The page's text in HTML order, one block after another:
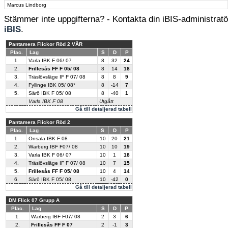
Marcus Lindborg
Stämmer inte uppgifterna? - Kontakta din iBIS-
iBIS.
Pantamera Flickor Röd 2 VÅR
Plac.
Lag S D P
Gå till detaljerad tabell
1. Varla IBK F 06/ 07 8 32
24
2.
Frillesås FF F 05/ 08 8 14
18
3.
Träslövsläge IF F 07/ 08 8 8
9
4.
Fyllinge IBK 05/ 08* 8 -14
7
5.
Särö IBK F 05/ 08 8 -40
1
Varla IBK F 08
Utgått
Pantamera Flickor Röd 2
Plac.
Lag S D P
Gå till detaljerad tabell
1. Onsala IBK F 08 10 20
21
2.
Warberg IBF F07/ 08 10 10
19
3.
Varla IBK F 06/ 07 10 1
18
4.
Träslövsläge IF F 07/ 08 10 7
15
5.
Frillesås FF F 05/ 08 10 4
14
6.
Särö IBK F 05/ 08 10 -42 0
DM Flick 07 Grupp A
Plac.
Lag S D P
1. Warberg IBF F07/ 08 2 3
6
2.
Frillesås FF F 07 2 -1
3